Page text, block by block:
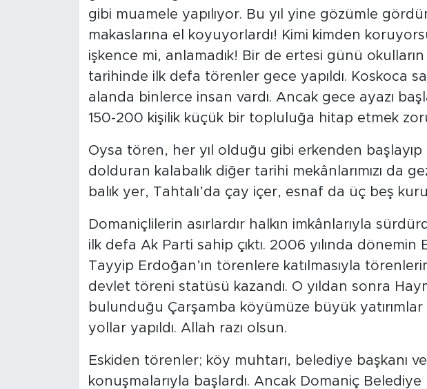
gibi muamele yapılıyor. Bu yıl yine gözümle
makaslarına el koyuyorlardı! Kimi kimden
işkence mi, anlamadık! Bir de ertesi günü okulların
tarihinde ilk defa törenler gece yapıldı. Koskoca
alanda binlerce insan vardı. Ancak gece ayazı
150-200 kişilik küçük bir topluluğa hitap etmek
Oysa tören, her yıl olduğu gibi erkenden başlayıp
dolduran kalabalık diğer tarihi mekânlarımızı da
balık yer, Tahtalı’da çay içer, esnaf da üç beş
Domaniçlilerin asırlardır halkın imkânlarıyla
ilk defa Ak Parti sahip çıktı. 2006 yılında dönemin
Tayyip Erdoğan’ın törenlere katılmasıyla
devlet töreni statüsü kazandı. O yıldan sonra
bulunduğu Çarşamba köyümüze büyük yatırımlar
yollar yapıldı. Allah razı olsun.
Eskiden törenler; köy muhtarı, belediye başkanı ve
konuşmalarıyla başlardı. Ancak Domaniç Belediye